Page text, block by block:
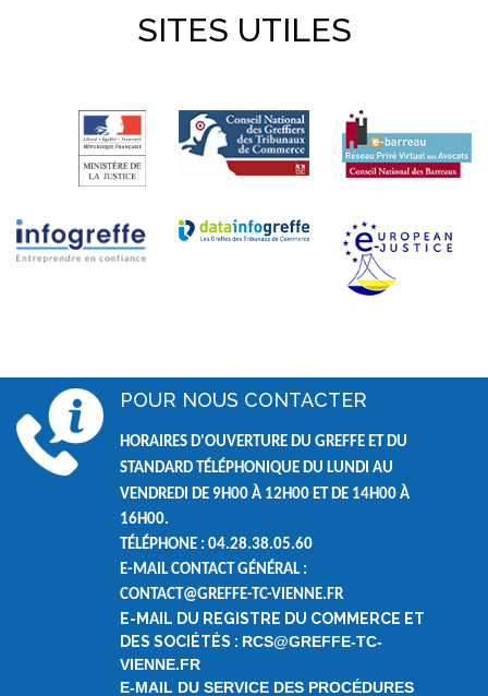
SITES UTILES
POUR NOUS CONTACTER
HORAIRES D'OUVERTURE DU GREFFE ET DU
STANDARD TÉLÉPHONIQUE DU LUNDI AU
VENDREDI DE 9H00 À 12H00 ET DE 14H00 À
16H00.
TÉLÉPHONE : 04.28.38.05.60
E-MAIL CONTACT GÉNÉRAL :
CONTACT@GREFFE-TC-VIENNE.FR
E-MAIL DU REGISTRE DU COMMERCE ET
DES SOCIÉTÉS : RCS@GREFFE-TC-
VIENNE.FR
E-MAIL DU SERVICE DES PROCÉDURES